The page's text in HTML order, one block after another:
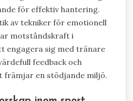
Att implementera dessa
teamdynamik och
bör undvikas
emotionell